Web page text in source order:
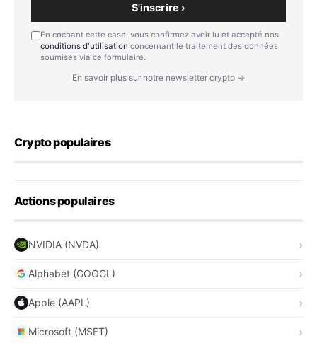
S'inscrire ›
En cochant cette case, vous confirmez avoir lu et accepté nos
conditions d'utilisation concernant le traitement des données
soumises via ce formulaire.
En savoir plus sur notre newsletter crypto →
Crypto populaires
Actions populaires
NVIDIA (NVDA)
Alphabet (GOOGL)
Apple (AAPL)
Microsoft (MSFT)